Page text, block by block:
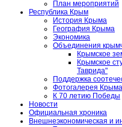
План мероприятий
Республика Крым
История Крыма
География Крыма
Экономика
Объединения
Крымское
Крымское
Таврида"
Поддержка
Фотогалерея Крыма
К 70 летию Победы
Новости
Официальная хроника
Внешнеэкономическая и